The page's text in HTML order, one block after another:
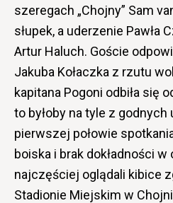
szeregach „Chojny” Sam
słupek, a uderzenie Pawła
Artur Haluch. Goście
Jakuba Kołaczka z rzutu
kapitana Pogoni odbiła się
to byłoby na tyle z godnych
pierwszej połowie
boiska i brak dokładności
najczęściej oglądali kibice
Stadionie Miejskim w